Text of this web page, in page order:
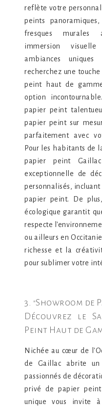
reflète votre
peints
fresques murales
immersion
ambiances
recherchez une
peint haut de
option
papier peint
papier peint sur
parfaitement avec
Pour les habitants de
papier peint
exceptionnelle de
personnalisés,
papier peint. De
écologique garantit
respecte
ou ailleurs en
richesse et la
pour sublimer votre
3. "Showroom de
Découvrez le
Peint Haut de
Nichée au cœur de
de Gaillac abrite
passionnés de
privé de papier
unique vous invite